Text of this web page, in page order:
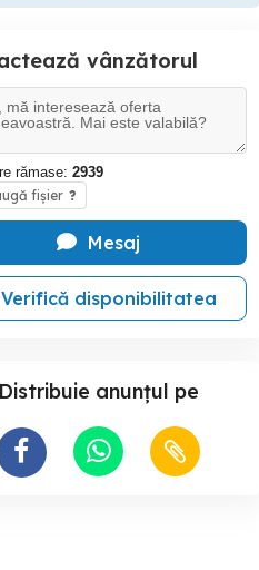
vânzătorul
rămase: 2939
fișier ?
Mesaj
Verifică disponibilitatea
Distribuie anunțul pe